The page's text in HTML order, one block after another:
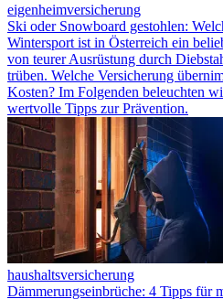
eigenheimversicherung
Ski oder Snowboard gestohlen:
Wintersport ist in Österreich ein
von teurer Ausrüstung durch
trüben. Welche Versicherung
Kosten? Im Folgenden beleuchten
wertvolle Tipps zur Prävention.
haushaltsversicherung
Dämmerungseinbrüche: 4 Tipps für